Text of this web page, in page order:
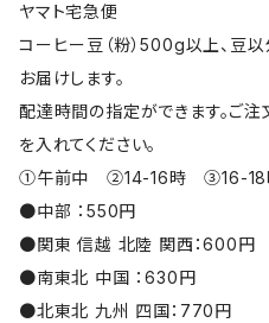
ヤマト宅急便
コーヒー豆（粉）500g以上、豆
お届けします。
配達時間の指定ができます。ご
を入れてください。
①午前中 ②14-16時 ③16-
●中部 ：550円
●関東 信越 北陸 関西：600円
●南東北 中国 ：630円
●北東北 九州 四国：770円